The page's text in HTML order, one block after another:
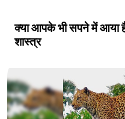
क्या आपके भी सपने में आया
शास्त्र